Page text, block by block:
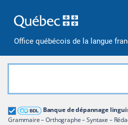
Office québécois de la langue
Banque de dépannage
Grammaire – Orthographe – Syntaxe –
Grand dictionnaire
Restreindre aux termes